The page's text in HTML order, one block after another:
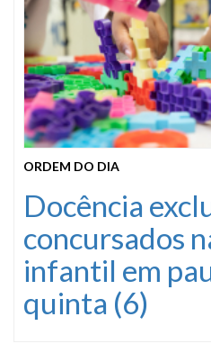
ORDEM DO DIA
Docência
concursados
infantil em
quinta (6)